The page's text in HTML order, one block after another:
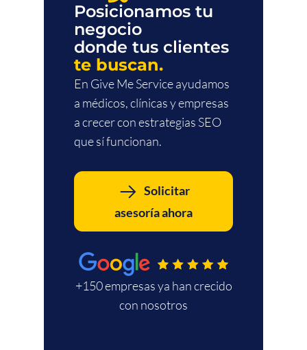
Posicionamos tu
negocio
donde tus clientes
te buscan.
En Give Me Service ayudamos
a médicos, clínicas y empresas
a crecer con estrategias SEO
que sí funcionan.
Solicitar
asesoría ahora
+150 empresas ya han crecido
con nosotros